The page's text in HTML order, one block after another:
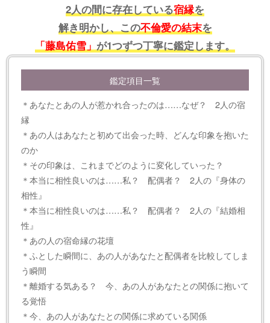
2人の間に存在している宿縁を
解き明かし、この不倫愛の結末を
「藤島佑雪」 が1つずつ丁寧に鑑定します。
鑑定項目一覧
＊あなたとあの人が惹かれ合ったのは……なぜ？ 2人の宿
縁
＊あの人はあなたと初めて出会った時、どんな印象を抱いた
のか
＊その印象は、これまでどのように変化していった？
＊本当に相性良いのは……私？ 配偶者？ 2人の『身体の
相性』
＊本当に相性良いのは……私？ 配偶者？ 2人の『結婚相
性』
＊あの人の宿命縁の花壇
＊ふとした瞬間に、あの人があなたと配偶者を比較してしま
う瞬間
＊離婚する気ある？ 今、あの人があなたとの関係に抱いて
る覚悟
＊今、あの人があなたとの関係に求めている関係